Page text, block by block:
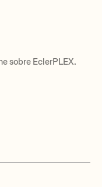
sobre EclerPLEX.